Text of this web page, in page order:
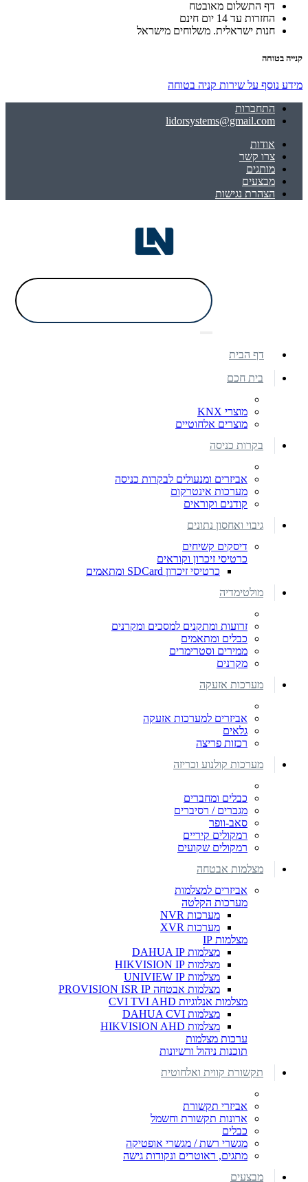
דף התשלום מאובטח
החזרות עד 14 יום חינם
חנות ישראלית. משלוחים מישראל
קנייה בטוחה
מידע נוסף על שירות קניה בטוחה
התחברות
lidorsystems@gmail.com
אודות
צרו קשר
מותגים
מבצעים
הצהרת נגישות
דף הבית
בית חכם
מוצרי KNX
מוצרים אלחוטיים
בקרות כניסה
אביזרים ומנעולים לבקרות כניסה
מערכות אינטרקום
קודנים וקוראים
גיבוי ואחסון נתונים
דיסקים קשיחים
כרטיסי זיכרון וקוראים
כרטיסי זיכרון SDCard ומתאמים
מולטימדיה
זרועות ומתקנים למסכים ומקרנים
כבלים ומתאמים
ממירים וסטרימרים
מקרנים
מערכות אזעקה
אביזרים למערכות אזעקה
גלאים
רכזות פריצה
מערכות קולנוע וכריזה
כבלים ומחברים
מגברים / רסיברים
סאב-וופר
רמקולים קיריים
רמקולים שקועים
מצלמות אבטחה
אביזרים למצלמות
מערכות הקלטה
מערכות NVR
מערכות XVR
מצלמות IP
מצלמות DAHUA IP
מצלמות HIKVISION IP
מצלמות UNIVIEW IP
מצלמות אבטחה PROVISION ISR IP
מצלמות אנלוגיות CVI TVI AHD
מצלמות DAHUA CVI
מצלמות HIKVISION AHD
ערכות מצלמות
תוכנות ניהול ורשיונות
תקשורת קווית ואלחוטית
אביזרי תקשורת
ארונות תקשורת וחשמל
כבלים
מגשרי רשת / מגשרי אופטיקה
מתגים, ראוטרים ונקודות גישה
מבצעים